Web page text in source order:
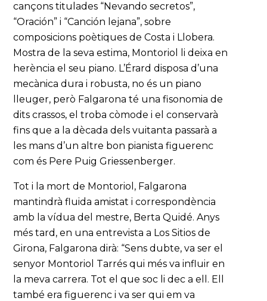
cançons titulades “Nevando secretos”,
“Oración” i “Canción lejana”, sobre
composicions poètiques de Costa i Llobera.
Mostra de la seva estima, Montoriol li deixa en
herència el seu piano. L’Érard disposa d’una
mecànica dura i robusta, no és un piano
lleuger, però Falgarona té una fisonomia de
dits crassos, el troba còmode i el conservarà
fins que a la dècada dels vuitanta passarà a
les mans d’un altre bon pianista figuerenc
com és Pere Puig Griessenberger.
Tot i la mort de Montoriol, Falgarona
mantindrà fluida amistat i correspondència
amb la vídua del mestre, Berta Quidé. Anys
més tard, en una entrevista a Los Sitios de
Girona, Falgarona dirà: “Sens dubte, va ser el
senyor Montoriol Tarrés qui més va influir en
la meva carrera. Tot el que soc li dec a ell. Ell
també era figuerenc i va ser qui em va